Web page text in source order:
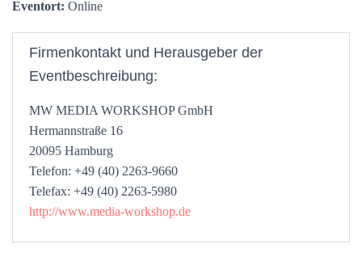
Eventort: Online
Firmenkontakt und Herausgeber der
Eventbeschreibung:
MW MEDIA WORKSHOP GmbH
Hermannstraße 16
20095 Hamburg
Telefon: +49 (40) 2263-9660
Telefax: +49 (40) 2263-5980
http://www.media-workshop.de